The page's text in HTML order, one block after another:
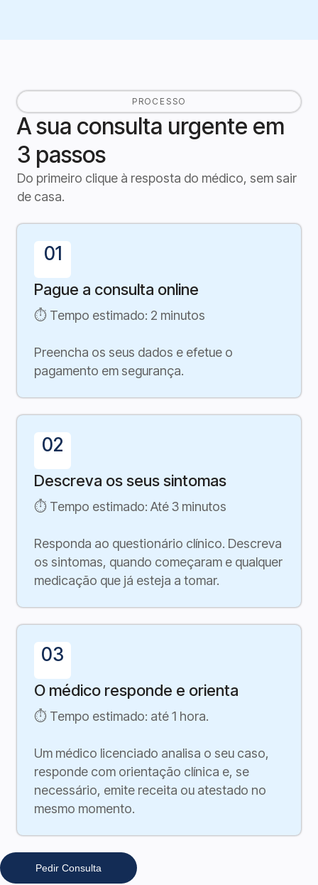
PROCESSO
A sua consulta urgente em
3 passos
Do primeiro clique à resposta do médico, sem sair
de casa.
01
Pague a consulta online
⏱ Tempo estimado: 2 minutos
Preencha os seus dados e efetue o
pagamento em segurança.
02
Descreva os seus sintomas
⏱ Tempo estimado: Até 3 minutos
Responda ao questionário clínico. Descreva
os sintomas, quando começaram e qualquer
medicação que já esteja a tomar.
03
O médico responde e orienta
⏱ Tempo estimado: até 1 hora.
Um médico licenciado analisa o seu caso,
responde com orientação clínica e, se
necessário, emite receita ou atestado no
mesmo momento.
Pedir Consulta